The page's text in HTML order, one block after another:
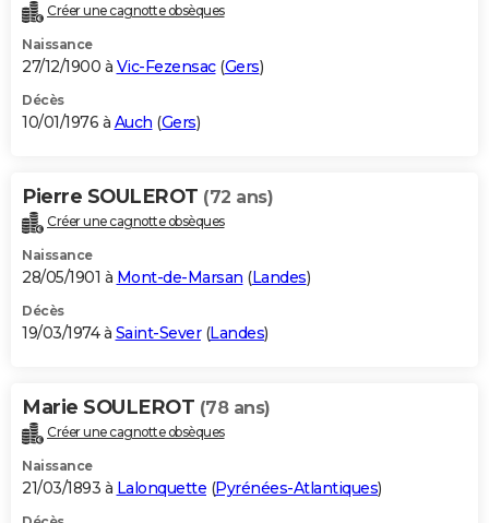
Créer une cagnotte obsèques
Naissance
27/12/1900 à Vic-Fezensac(Gers)
Décès
10/01/1976 à Auch (Gers)
Pierre SOULEROT (72 ans)
Créer une cagnotte obsèques
Naissance
28/05/1901 à Mont-de-Marsan (Landes)
Décès
19/03/1974 à Saint-Sever(Landes)
Marie SOULEROT (78 ans)
Créer une cagnotte obsèques
Naissance
21/03/1893 à Lalonquette (Pyrénées-Atlantiques)